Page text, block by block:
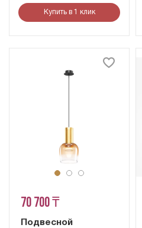
Купить в 1 клик
70 700 ₸
Подвесной